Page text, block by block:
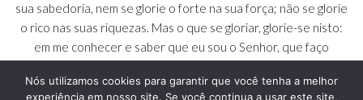
sua sabedoria, nem se glorie o forte na sua força; não se glorie
o rico nas suas riquezas. Mas o que se gloriar, glorie-se nisto:
em me conhecer e saber que eu sou o Senhor, que faço
Nós utilizamos cookies para garantir que você tenha a melhor
experiência em nosso site. Se você continua a usar este site,